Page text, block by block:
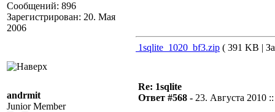
Сообщений: 896
Зарегистрирован: 20. Мая
2006
1sqlite_1020_bf3.zip ( 391 KB |
andrmit
Junior Member
Re: 1sqlite
Ответ #568 - 23. Августа 2010